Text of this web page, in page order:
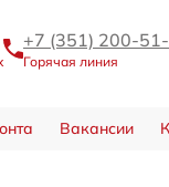
+7 (351) 200-
Горячая линия
Вакансии